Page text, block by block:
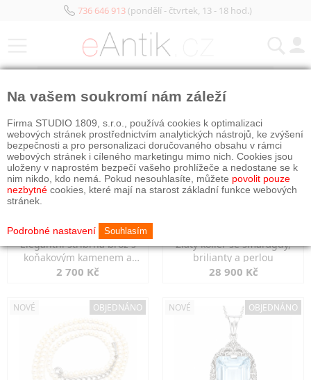
736 646 913(pondělí - čtvrtek, 13 - 18 hod.)
Elegantní stříbrná brož s
koňakovým kamenem a
markazity
2 700 Kč
Zlatý kolier se smaragdy,
brilianty a perlou
28 900 Kč
NOVÉ OBJEDNÁNO NOVÉ OBJEDNÁNO
Na vašem soukromí nám záleží
Firma STUDIO 1809, s.r.o., používá cookies k optimalizaci
webových stránek prostřednictvím analytických nástrojů, ke zvýšení
bezpečnosti a pro personalizaci doručovaného obsahu v rámci
webových stránek i cíleného marketingu mimo nich. Cookies jsou
uloženy v naprostém bezpečí vašeho prohlížeče a nedostane se k
nim nikdo, kdo nemá. Pokud nesouhlasíte, můžete povolit pouze
nezbytné cookies, které mají na starost základní funkce webových
stránek.
Podrobné nastavení Souhlasím